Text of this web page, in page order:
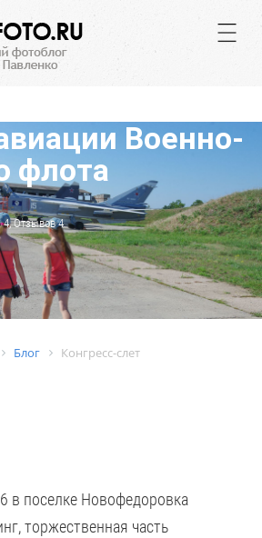
.
Военно-
флота
4, Отзывов4
Блог Конгресс-слет
в поселке Новофедоровка
торжественная часть